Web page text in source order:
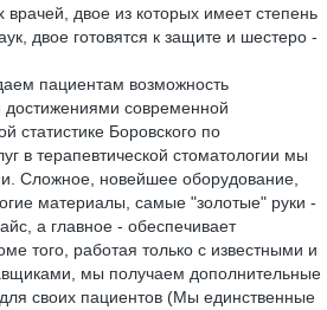
двое из которых имеет степень
двое готовятся к защите и шестеро -
пациентам возможность
достижениями современной
статистике Боровского по
в терапевтической стоматологии мы
Сложное, новейшее оборудование,
материалы, самые "золотые" руки -
а главное - обеспечивает
того, работая только с известными и
мы получаем дополнительные
своих пациентов (Мы единственные